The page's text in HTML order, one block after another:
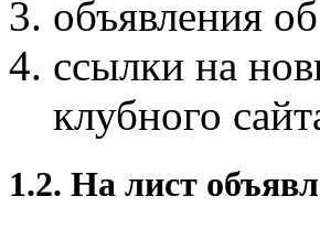
объявления
ссылки на
клубного
1.2. На лист